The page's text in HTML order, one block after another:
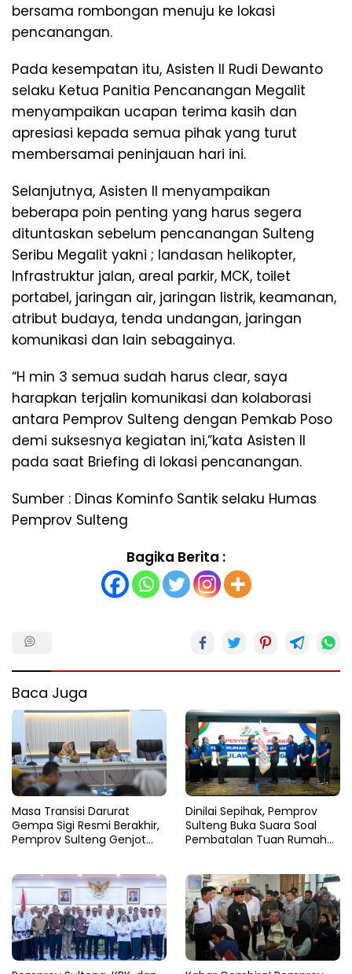
bersama rombongan menuju ke lokasi
pencanangan.
Pada kesempatan itu, Asisten II Rudi Dewanto
selaku Ketua Panitia Pencanangan Megalit
menyampaikan ucapan terima kasih dan
apresiasi kepada semua pihak yang turut
membersamai peninjauan hari ini.
Selanjutnya, Asisten II menyampaikan
beberapa poin penting yang harus segera
dituntaskan sebelum pencanangan Sulteng
Seribu Megalit yakni ; landasan helikopter,
Infrastruktur jalan, areal parkir, MCK, toilet
portabel, jaringan air, jaringan listrik, keamanan,
atribut budaya, tenda undangan, jaringan
komunikasi dan lain sebagainya.
“H min 3 semua sudah harus clear, saya
harapkan terjalin komunikasi dan kolaborasi
antara Pemprov Sulteng dengan Pemkab Poso
demi suksesnya kegiatan ini,”kata Asisten II
pada saat Briefing di lokasi pencanangan.
Sumber : Dinas Kominfo Santik selaku Humas
Pemprov Sulteng
Bagika Berita :
Baca Juga
Masa Transisi Darurat
Gempa Sigi Resmi Berakhir,
Pemprov Sulteng Genjot
Dinilai Sepihak, Pemprov
Sulteng Buka Suara Soal
Pembatalan Tuan Rumah